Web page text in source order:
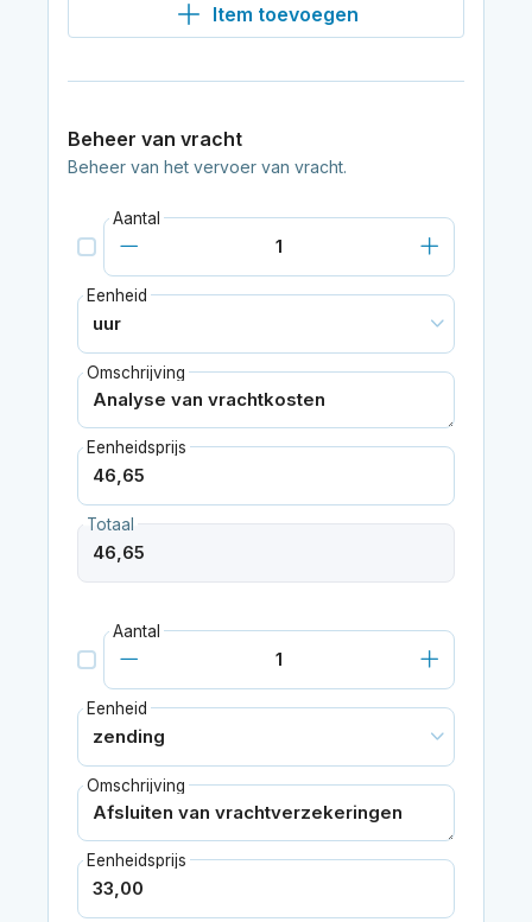
Item toevoegen
Beheer van vracht
Beheer van het vervoer van vracht.
Aantal
Eenheid
Omschrijving
Eenheidsprijs
Totaal
Aantal
Eenheid
Omschrijving
Eenheidsprijs